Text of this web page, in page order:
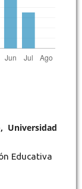
Universidad
Educativa